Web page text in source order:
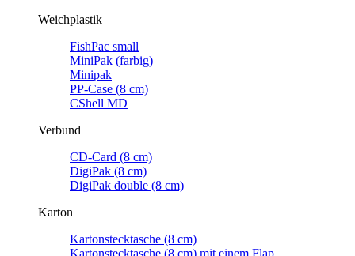
Weichplastik
FishPac small
MiniPak (farbig)
Minipak
PP-Case (8 cm)
CShell MD
Verbund
CD-Card (8 cm)
DigiPak (8 cm)
DigiPak double (8 cm)
Karton
Kartonstecktasche (8 cm)
Kartonstecktasche (8 cm) mit einem Flap